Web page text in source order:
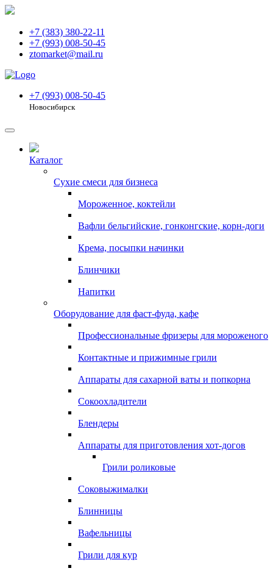
+7 (383) 380-22-11
+7 (993) 008-50-45
ztomarket@mail.ru
+7 (993) 008-50-45
Новосибирск
Каталог
Сухие смеси для бизнеса
Мороженное, коктейли
Вафли бельгийские, гонконгские, корн-доги
Крема, посыпки начинки
Блинчики
Напитки
Оборудование для фаст-фуда, кафе
Профессиональные фризеры для мороженого
Контактные и прижимные грили
Аппараты для сахарной ваты и попкорна
Сокоохладители
Блендеры
Аппараты для приготовления хот-догов
Грили роликовые
Соковыжималки
Блинницы
Вафельницы
Грили для кур